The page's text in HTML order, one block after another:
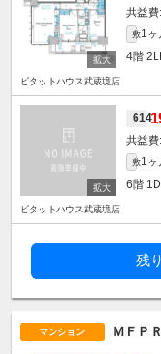
敷1ヶ
4階
ピタットハウス武蔵境店
614
敷1ヶ
6階
ピタットハウス武蔵境店
残
マンション ＭＦＰ